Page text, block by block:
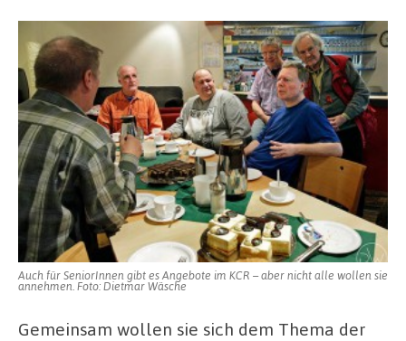
Auch für SeniorInnen gibt es Angebote im KCR – aber nicht alle wollen sie
annehmen. Foto: Dietmar Wäsche
Gemeinsam wollen sie sich dem Thema der